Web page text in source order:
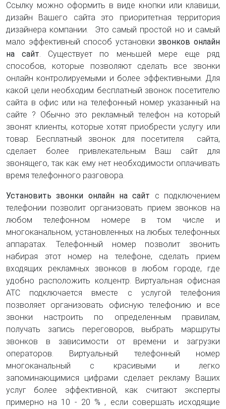
Ссылку можно оформить в виде кнопки или клавиши,
дизайн Вашего сайта это приоритетная территория
дизайнера компании. Это самый простой но и самый
мало эффективный способ установкизвонков онлайн
на сайт. Существует по меньшей мере еще ряд
способов, которые позволяют сделать все звонки
онлайн контролируемыми и более эффективными. Для
какой цели необходим бесплатный звонок посетителю
сайта в офис или на телефонный номер указанный на
сайте ? Обычно это рекламный телефон на который
звонят клиенты, которые хотят приобрести услугу или
товар. Бесплатный звонок для посетителя сайта,
сделает более привлекательным Ваш сайт для
звонящего, так как ему нет необходимости оплачивать
время телефонного разговора.
Установить звонки онлайн на сайт с подключением
телефонии позволит организовать прием звонков на
любом телефонном номере в том числе и
многоканальном, установленных на любых телефонных
аппаратах. Телефонный номер позволит звонить
набирая этот номер на телефоне, сделать прием
входящих рекламных звонков в любом городе, где
удобно расположить колцентр. Виртуальная офисная
АТС подключается вместе с услугой телефония
позволяет организовать офисную телефонию и все
звонки настроить по определенным правилам,
получать запись переговоров, выбрать маршруты
звонков в зависимости от времени и загрузки
операторов. Виртуальный телефонный номер
многоканальный с красивыми и легко
запоминающимися цифрами сделает рекламу Ваших
услуг более эффективной, как считают эксперты
примерно на 10 - 20 % , если совершать исходящие